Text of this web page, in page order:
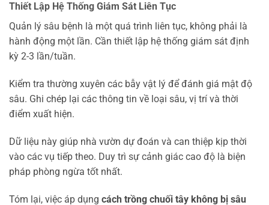
Thiết Lập Hệ Thống Giám Sát Liên Tục
Quản lý sâu bệnh là một quá trình liên tục, không phải là
hành động một lần. Cần thiết lập hệ thống giám sát định
kỳ 2-3 lần/tuần.
Kiểm tra thường xuyên các bẫy vật lý để đánh giá mật độ
sâu. Ghi chép lại các thông tin về loại sâu, vị trí và thời
điểm xuất hiện.
Dữ liệu này giúp nhà vườn dự đoán và can thiệp kịp thời
vào các vụ tiếp theo. Duy trì sự cảnh giác cao độ là biện
pháp phòng ngừa tốt nhất.
Tóm lại, việc áp dụng cách trồng chuối tây không bị sâu